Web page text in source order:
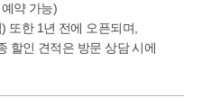
약 가능)
또한 1년 전에 오픈되며,
할인 견적은 방문 상담 시에